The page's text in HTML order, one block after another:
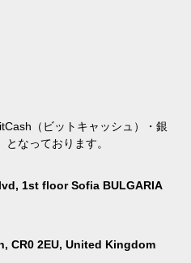
（ビットキャッシュ）・銀
なっております。
1st floor Sofia BULGARIA
CR0 2EU, United Kingdom